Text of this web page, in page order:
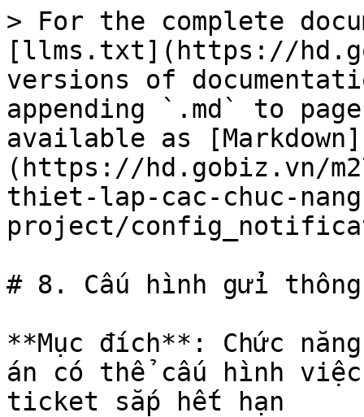
> For the complete
[llms.txt](https://
versions of
appending `.md` to
available as [Markdown]
(https://hd.gobiz.vn/
thiet-lap-cac-chuc-
project/
# 8. Cấu hình gửi
**Mục đích**: Chức
án có thể cấu hình
ticket sắp hết hạn